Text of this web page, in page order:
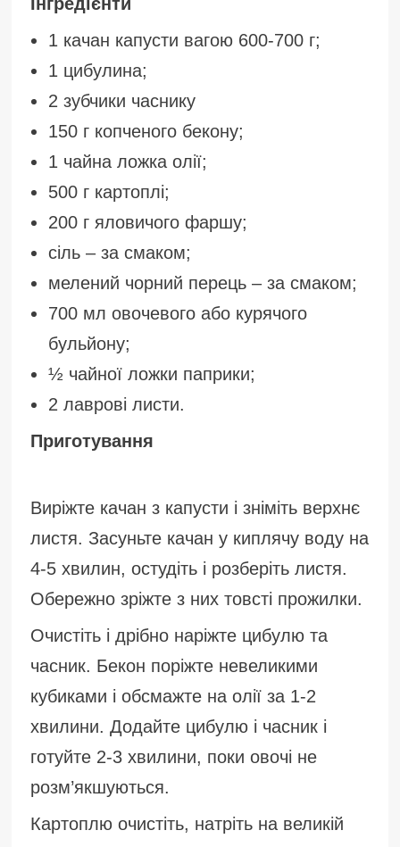
1 качан капусти вагою 600-700 г;
1 цибулина;
2 зубчики часнику
150 г копченого бекону;
1 чайна ложка олії;
500 г картоплі;
200 г яловичого фаршу;
сіль – за смаком;
мелений чорний перець – за смаком;
700 мл овочевого або курячого
бульйону;
½ чайної ложки паприки;
2 лаврові листи.
Приготування
Виріжте качан з капусти і зніміть верхнє
листя. Засуньте качан у киплячу воду на
4-5 хвилин, остудіть і розберіть листя.
Обережно зріжте з них товсті прожилки.
Очистіть і дрібно наріжте цибулю та
часник. Бекон поріжте невеликими
кубиками і обсмажте на олії за 1-2
хвилини. Додайте цибулю і часник і
готуйте 2-3 хвилини, поки овочі не
розм’якшуються.
Картоплю очистіть, натріть на великій